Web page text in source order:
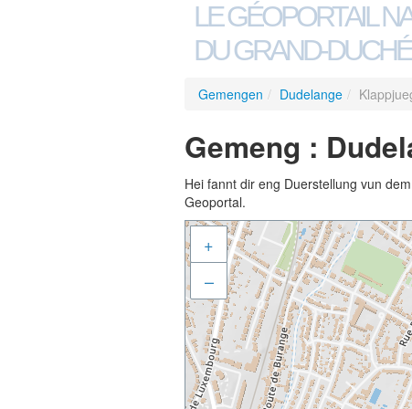
LE GÉOPORTAIL
DU GRAND-
Gemengen / Dudelange /
Gemeng :
Hei fannt dir eng Duerstellung vun
Geoportal.
+
–